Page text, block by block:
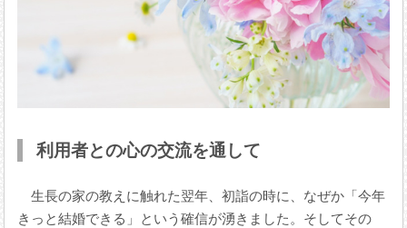
利用者との心の交流を通して
生長の家の教えに触れた翌年、初詣の時に、なぜか「今年
きっと結婚できる」という確信が湧きました。そしてその